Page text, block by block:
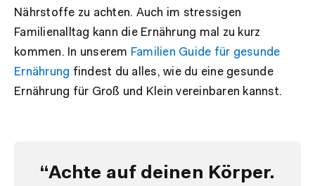
Nährstoffe zu achten. Auch im stressigen
Familienalltag kann die Ernährung mal zu kurz
kommen. In unserem Familien Guide für gesunde
Ernährung findest du alles, wie du eine gesunde
Ernährung für Groß und Klein vereinbaren kannst.
“Achte auf deinen Körper.